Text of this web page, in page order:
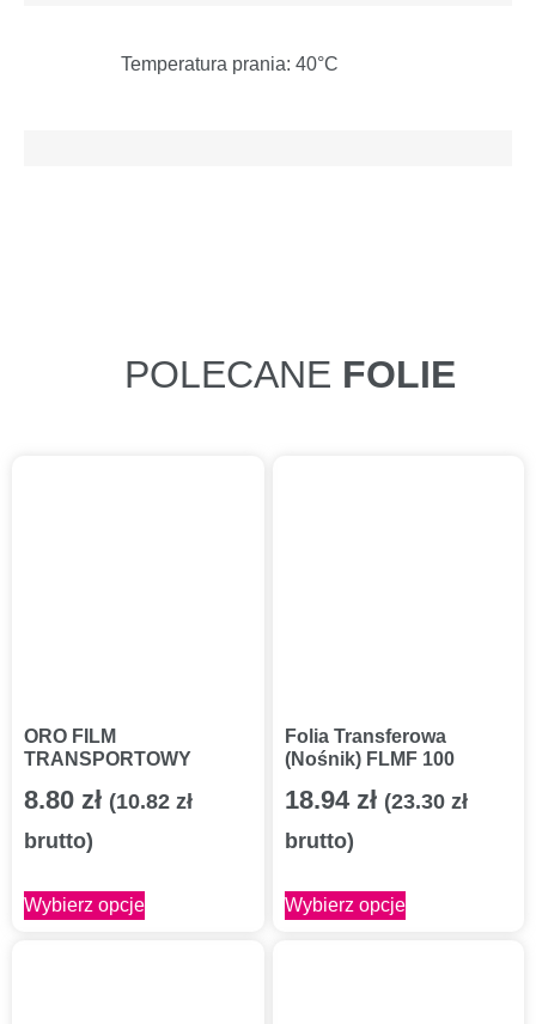
Temperatura prania: 40°C
POLECANE FOLIE
ORO FILM
TRANSPORTOWY
8.80 zł (10.82 zł
brutto)
Wybierz opcje
Folia Transferowa
(Nośnik) FLMF 100
18.94 zł (23.30 zł
brutto)
Wybierz opcje